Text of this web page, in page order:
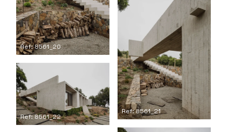
Ref: 8561_20
Ref: 8561_21
Ref: 8561_22